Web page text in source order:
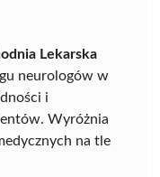
Lekarska
neurologów w
i
Wyróżnia
na tle